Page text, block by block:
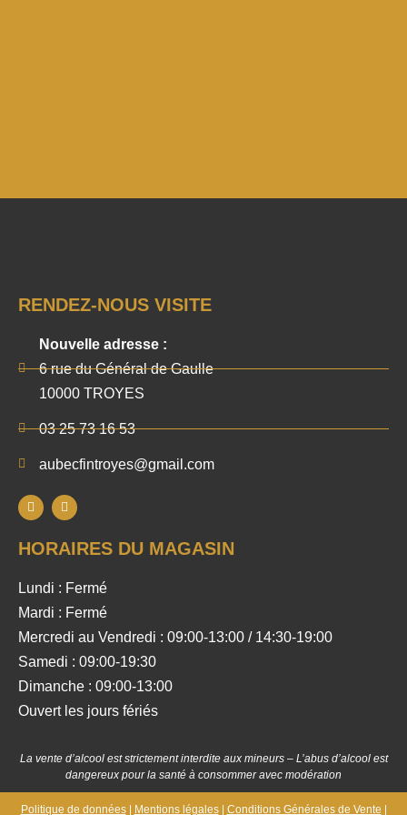
RENDEZ-NOUS VISITE
Nouvelle adresse :
6 rue du Général de Gaulle
10000 TROYES
03 25 73 16 53
aubecfintroyes@gmail.com
HORAIRES DU MAGASIN
Lundi : Fermé
Mardi : Fermé
Mercredi au Vendredi : 09:00-13:00 / 14:30-19:00
Samedi : 09:00-19:30
Dimanche : 09:00-13:00
Ouvert les jours fériés
La vente d’alcool est strictement interdite aux mineurs – L’abus d’alcool est
dangereux pour la santé à consommer avec modération
Politique de données| Mentions légales| Conditions Générales de Vente |